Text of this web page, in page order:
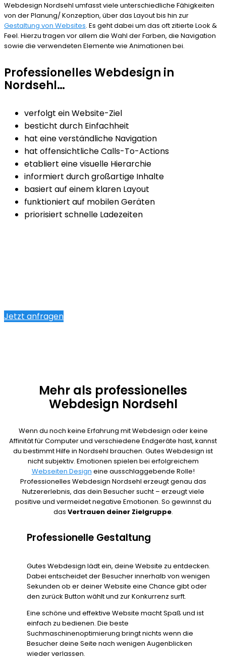
Webdesign Nordsehl umfasst viele unterschiedliche Fähigkeiten
von der Planung/ Konzeption, über das Layout bis hin zur
Gestaltung von Websites. Es geht dabei um das oft zitierte Look &
Feel. Hierzu tragen vor allem die Wahl der Farben, die Navigation
sowie die verwendeten Elemente wie Animationen bei.
Professionelles Webdesign in
Nordsehl…
verfolgt ein Website-Ziel
besticht durch Einfachheit
hat eine verständliche Navigation
hat offensichtliche Calls-To-Actions
etabliert eine visuelle Hierarchie
informiert durch großartige Inhalte
basiert auf einem klaren Layout
funktioniert auf mobilen Geräten
priorisiert schnelle Ladezeiten
Jetzt anfragen
Mehr als professionelles
Webdesign Nordsehl
Wenn du noch keine Erfahrung mit Webdesign oder keine
Affinität für Computer und verschiedene Endgeräte hast, kannst
du bestimmt Hilfe in Nordsehl brauchen. Gutes Webdesign ist
nicht subjektiv. Emotionen spielen bei erfolgreichem
Webseiten Design eine ausschlaggebende Rolle!
Professionelles Webdesign Nordsehl erzeugt genau das
Nutzererlebnis, das dein Besucher sucht – erzeugt viele
positive und vermeidet negative Emotionen. So gewinnst du
das Vertrauen deiner Zielgruppe.
Professionelle Gestaltung
Gutes Webdesign lädt ein, deine Website zu entdecken.
Dabei entscheidet der Besucher innerhalb von wenigen
Sekunden ob er deiner Website eine Chance gibt oder
den zurück Button wählt und zur Konkurrenz surft.
Eine schöne und effektive Website macht Spaß und ist
einfach zu bedienen. Die beste
Suchmaschinenoptimierung bringt nichts wenn die
Besucher deine Seite nach wenigen Augenblicken
wieder verlassen.